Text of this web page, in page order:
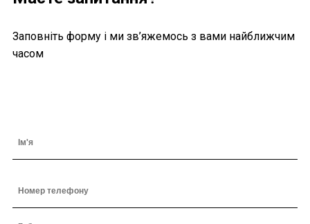
Заповніть форму і ми зв’яжемось з вами найближчим
часом